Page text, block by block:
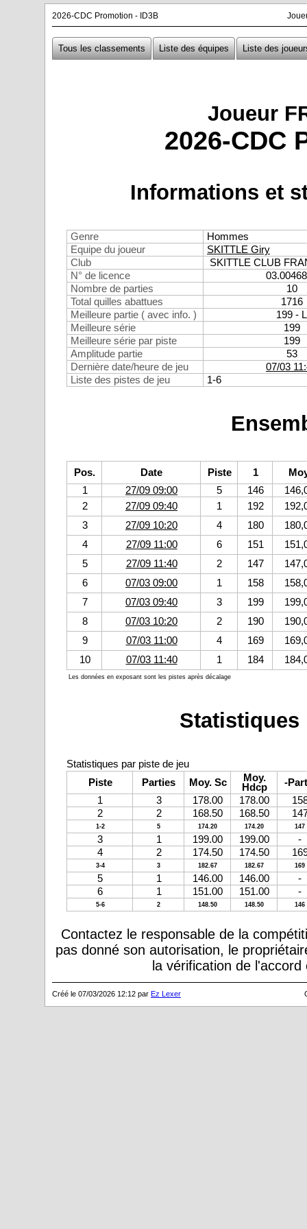
2026-CDC Promotion - ID3B
Tous les classements Liste des équipes Liste des
Joueur
2026-CDC
Informations et
Genre
Hommes
Equipe du joueur
SKITTLE Giry
Club
SKITTLE CLUB
N° de licence
Nombre de parties
10
Total quilles abattues
1716
Meilleure partie ( avec info. )
199 - L
Meilleure série
199
Meilleure série par piste
199
Amplitude partie
53
Dernière date/heure de jeu
07/03
Liste des pistes de jeu
1-6
Pos. Date Piste 1
1
27/09 09:00 5 146
2
27/09 09:40 1 192
3
27/09 10:20 4 180
4
27/09 11:00 6 151
5
27/09 11:40 2 147
6
07/03 09:00 1 158
7
07/03 09:40 3 199
8
07/03 10:20 2 190
9
07/03 11:00 4 169
10
07/03 11:40 1 184
Les données en exposant sont les pistes après décalage
Statistiques par piste de jeu
Piste
Parties Moy. Sc
Moy.
Hdcp
-
1
3 178.00 178.00
2
2 168.50 168.50
1-2 5 174.20 174.20 147
3 1 199.00 199.00
-
4
2 174.50 174.50
3-4 3 182.67 182.67 169
5 1 146.00 146.00
-
6
1 151.00 151.00 -
5-6 2 148.50 148.50 146
Contactez le responsable de la
pas donné son autorisation, le
la vérification de
Créé le 07/03/2026 12:12 par Ez Lexer